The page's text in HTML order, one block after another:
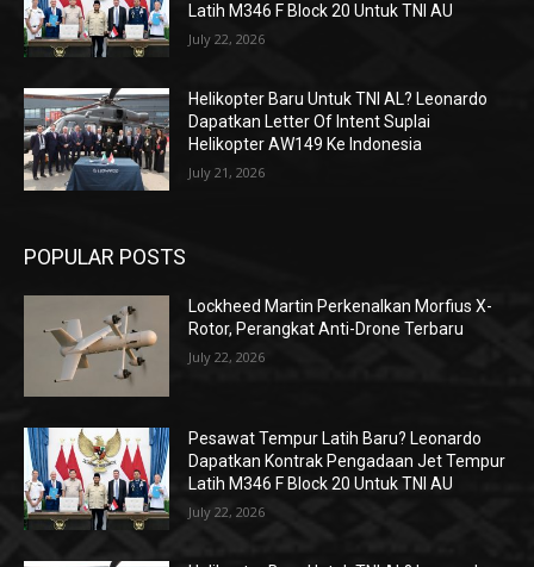
Latih M346 F Block 20 Untuk TNI AU
July 22, 2026
Helikopter Baru Untuk TNI AL? Leonardo
Dapatkan Letter Of Intent Suplai
Helikopter AW149 Ke Indonesia
July 21, 2026
POPULAR POSTS
Lockheed Martin Perkenalkan Morfius X-
Rotor, Perangkat Anti-Drone Terbaru
July 22, 2026
Pesawat Tempur Latih Baru? Leonardo
Dapatkan Kontrak Pengadaan Jet Tempur
Latih M346 F Block 20 Untuk TNI AU
July 22, 2026